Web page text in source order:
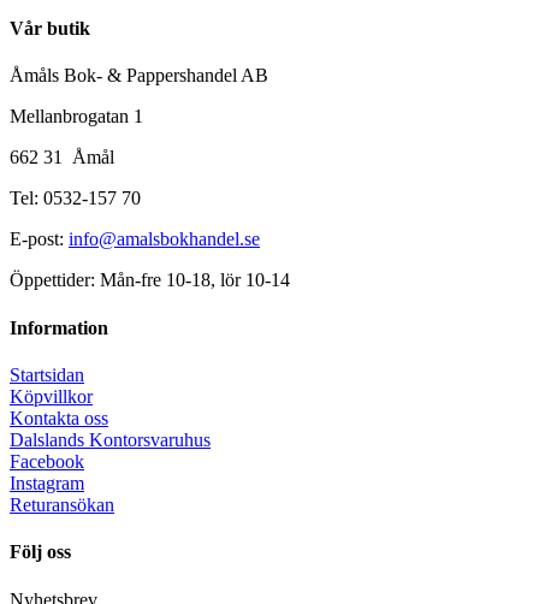
Vår butik
Åmåls Bok- & Pappershandel AB
Mellanbrogatan 1
662 31 Åmål
Tel: 0532-157 70
E-post: info@amalsbokhandel.se
Öppettider: Mån-fre 10-18, lör 10-14
Information
Startsidan
Köpvillkor
Kontakta oss
Dalslands Kontorsvaruhus
Facebook
Instagram
Returansökan
Följ oss
Nyhetsbrev